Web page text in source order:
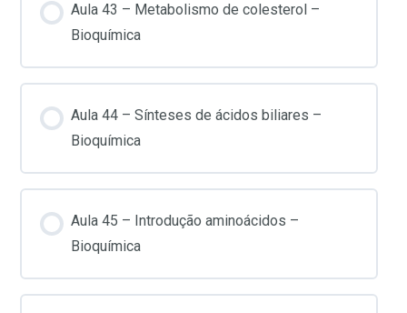
Aula 43 – Metabolismo de colesterol –
Bioquímica
Aula 44 – Sínteses de ácidos biliares –
Bioquímica
Aula 45 – Introdução aminoácidos –
Bioquímica